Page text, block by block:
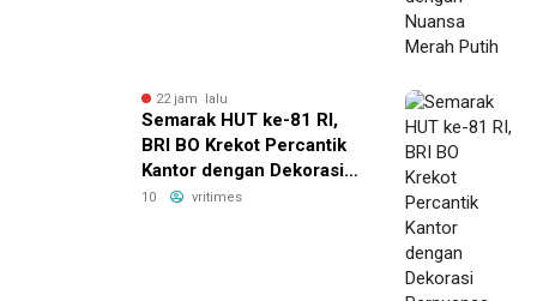
22 jam lalu
Semarak HUT ke-81 RI,
BRI BO Krekot Percantik
Kantor dengan Dekorasi
Bernuansa Merah Putih
10 vritimes